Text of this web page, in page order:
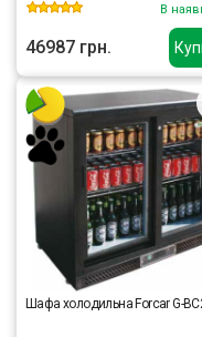
В
46987 грн.
Шафа холодильна Forcar G-